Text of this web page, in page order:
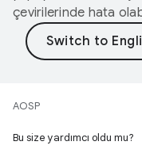
çevirilerinde hata
AOSP
Bu size yardımcı oldu mu?